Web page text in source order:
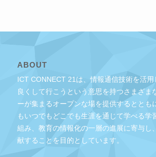
ABOUT
ICT CONNECT 21は、情報通信技術を活用
良くして行こうという意思を持つさまざま
ーが集まるオープンな場を提供するととも
もいつでもどこでも生涯を通じて学べる学
組み、教育の情報化の一層の進展に寄与し
献することを目的としています。